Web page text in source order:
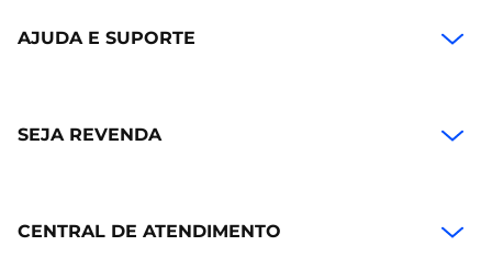
AJUDA E SUPORTE
SEJA REVENDA
CENTRAL DE ATENDIMENTO